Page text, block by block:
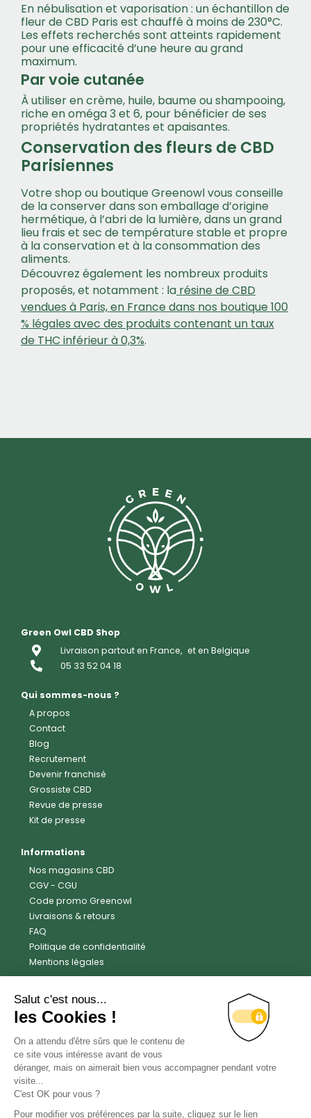
En nébulisation et vaporisation : un échantillon de
fleur de CBD Paris est chauffé à moins de 230°C.
Les effets recherchés sont atteints rapidement
pour une efficacité d’une heure au grand
maximum.
Par voie cutanée
À utiliser en crème, huile, baume ou shampooing,
riche en oméga 3 et 6, pour bénéficier de ses
propriétés hydratantes et apaisantes.
Conservation des fleurs de CBD
Parisiennes
Votre shop ou boutique Greenowl vous conseille
de la conserver dans son emballage d’origine
hermétique, à l’abri de la lumière, dans un grand
lieu frais et sec de température stable et propre
à la conservation et à la consommation des
aliments.
Découvrez également les nombreux produits
proposés, et notamment : la résine de CBD
vendues à Paris, en France dans nos boutique 100
% légales avec des produits contenant un taux
de THC inférieur à 0,3%.
Green Owl CBD Shop
Livraison partout en France, et en Belgique
05 33 52 04 18
Qui sommes-nous ?
A propos
Contact
Blog
Recrutement
Devenir franchisé
Grossiste CBD
Revue de presse
Kit de presse
Informations
Nos magasins CBD
CGV- CGU
Code promo Greenowl
Livraisons & retours
FAQ
Politique de confidentialité
Mentions légales
Avis clients
Trustpilot